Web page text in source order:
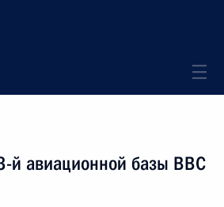
й авиационной базы ВВС